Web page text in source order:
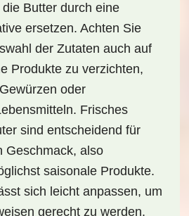
Butter durch eine
ersetzen. Achten Sie
der Zutaten auch auf
Produkte zu verzichten,
oder
Frisches
sind entscheidend für
Geschmack, also
saisonale Produkte.
sich leicht anpassen, um
gerecht zu werden.